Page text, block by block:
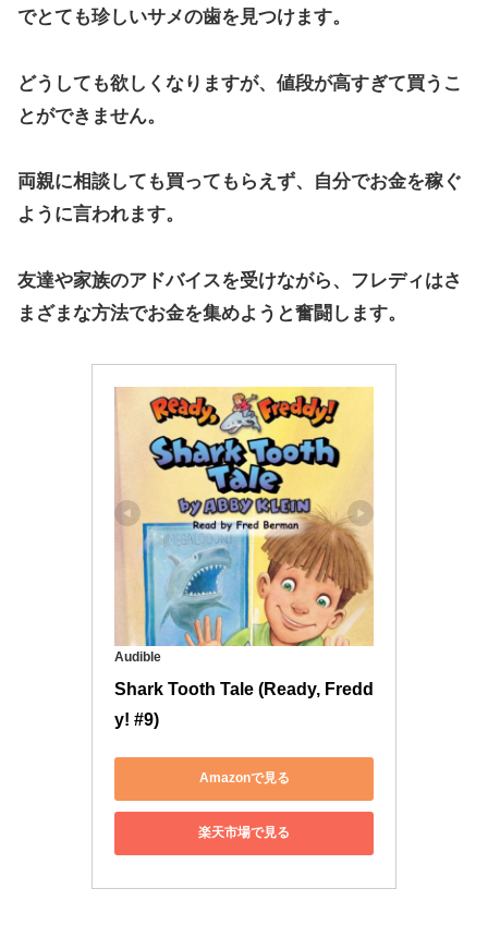
でとても珍しいサメの歯を見つけます。
どうしても欲しくなりますが、値段が高すぎて買うこ
とができません。
両親に相談しても買ってもらえず、自分でお金を稼ぐ
ように言われます。
友達や家族のアドバイスを受けながら、フレディはさ
まざまな方法でお金を集めようと奮闘します。
Audible
Shark Tooth Tale (Ready, Fredd
y! #9)
Amazonで見る
楽天市場で見る